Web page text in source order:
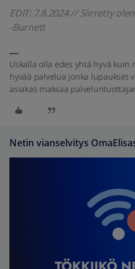
EDIT: 7.8.2024 // Siirretty
-Burnett
Uskalla olla edes yhtä hyvä
hyvää palvelua jonka lupaukset
asiakas maksaa
Netin vianselvitys